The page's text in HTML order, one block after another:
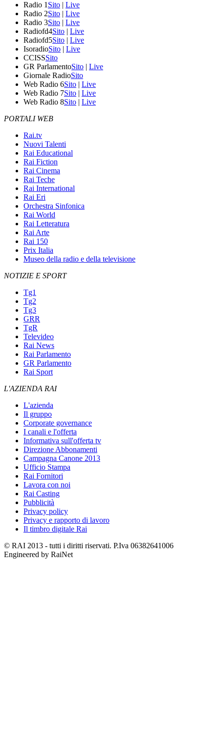
Radio 1 Sito | Live
Radio 2Sito | Live
Radio 3Sito | Live
Radiofd4Sito | Live
Radiofd5Sito | Live
IsoradioSito | Live
CCISSSito
GR ParlamentoSito | Live
Giornale RadioSito
Web Radio 6Sito | Live
Web Radio 7Sito | Live
Web Radio 8Sito | Live
PORTALI WEB
Rai.tv
Nuovi Talenti
Rai Educational
Rai Fiction
Rai Cinema
Rai Teche
Rai International
Rai Eri
Orchestra Sinfonica
Rai World
Rai Letteratura
Rai Arte
Rai 150
Prix Italia
Museo della radio e della televisione
NOTIZIE E SPORT
Tg1
Tg2
Tg3
GRR
TgR
Televideo
Rai News
Rai Parlamento
GR Parlamento
Rai Sport
L'AZIENDA RAI
L'azienda
Il gruppo
Corporate governance
I canali e l'offerta
Informativa sull'offerta tv
Direzione Abbonamenti
Campagna Canone 2013
Ufficio Stampa
Rai Fornitori
Lavora con noi
Rai Casting
Pubblicità
Privacy policy
Privacy e rapporto di lavoro
Il timbro digitale Rai
© RAI 2013 - tutti i diritti riservati. P.Iva 06382641006
Engineered by RaiNet